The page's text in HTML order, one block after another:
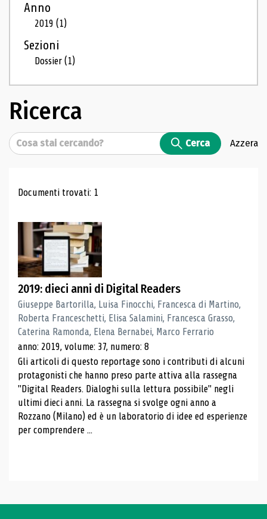
Anno
2019(1)
Sezioni
Dossier(1)
Ricerca
Cerca Cerca Azzera
Risultati di ricerca
Documenti trovati: 1
2019: dieci anni di Digital Readers
Giuseppe Bartorilla, Luisa Finocchi, Francesca di Martino,
Roberta Franceschetti, Elisa Salamini, Francesca Grasso,
Caterina Ramonda, Elena Bernabei, Marco Ferrario
anno: 2019, volume: 37, numero: 8
Gli articoli di questo reportage sono i contributi di alcuni
protagonisti che hanno preso parte attiva alla rassegna
"Digital Readers. Dialoghi sulla lettura possibile" negli
ultimi dieci anni. La rassegna si svolge ogni anno a
Rozzano (Milano) ed è un laboratorio di idee ed esperienze
per comprendere ...